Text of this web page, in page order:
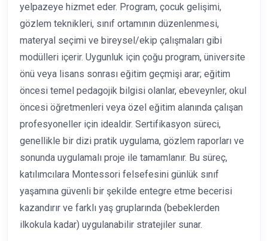
yelpazeye hizmet eder. Program, çocuk gelişimi,
gözlem teknikleri, sınıf ortamının düzenlenmesi,
materyal seçimi ve bireysel/ekip çalışmaları gibi
modülleri içerir. Uygunluk için çoğu program, üniversite
önü veya lisans sonrası eğitim geçmişi arar; eğitim
öncesi temel pedagojik bilgisi olanlar, ebeveynler, okul
öncesi öğretmenleri veya özel eğitim alanında çalışan
profesyoneller için idealdir. Sertifikasyon süreci,
genellikle bir dizi pratik uygulama, gözlem raporları ve
sonunda uygulamalı proje ile tamamlanır. Bu süreç,
katılımcılara Montessori felsefesini günlük sınıf
yaşamına güvenli bir şekilde entegre etme becerisi
kazandırır ve farklı yaş gruplarında (bebeklerden
ilkokula kadar) uygulanabilir stratejiler sunar.